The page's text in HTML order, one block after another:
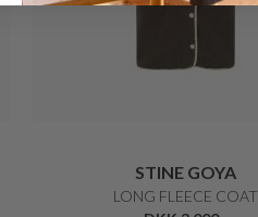
STINE GOYA
LONG FLEECE COAT